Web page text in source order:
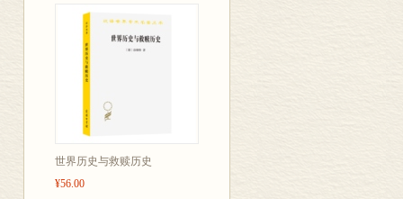
世界历史与救赎历史
¥56.00